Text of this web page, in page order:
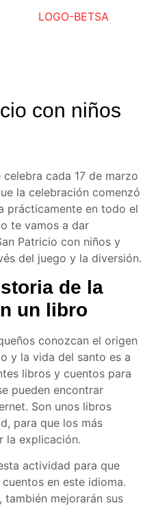
con niños
cada 17 de marzo
la celebración comenzó
prácticamente en todo el
te vamos a dar
Patricio con niños y
del juego y la diversión.
de la
un libro
conozcan el origen
y la vida del santo es a
libros y cuentos para
pueden encontrar
Son unos libros
para que los más
la explicación.
actividad para que
en este idioma.
mejorarán sus